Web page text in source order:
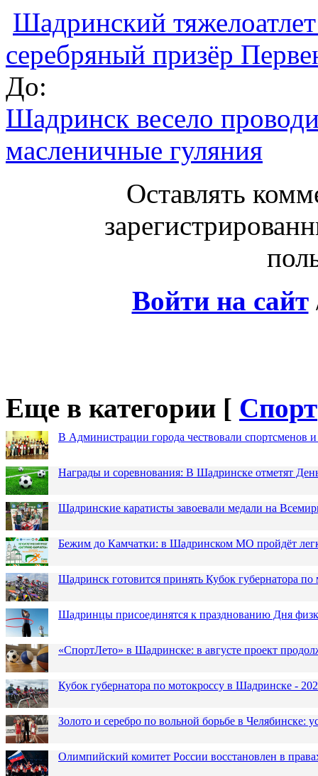
Шадринский
серебряный призёр
До:
Шадринск весело
масленичные гуляния
Оставлять
Войти на сайт
Еще в категории [ Спорт
В Администрации города чествовали спортсменов и
Награды и соревнования: В Шадринске отметят
Шадринские каратисты завоевали медали на
Бежим до Камчатки: в Шадринском МО пройдёт
Шадринск готовится принять Кубок губернатора по
Шадринцы присоединятся к празднованию Дня
«СпортЛето» в Шадринске: в августе проект
Кубок губернатора по мотокроссу в Шадринске -
Золото и серебро по вольной борьбе в Челябинске:
Олимпийский комитет России восстановлен в